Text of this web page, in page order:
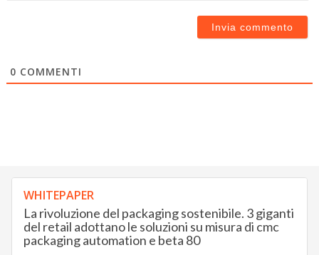
0 COMMENTI
WHITEPAPER
La rivoluzione del packaging sostenibile. 3 giganti
del retail adottano le soluzioni su misura di cmc
packaging automation e beta 80